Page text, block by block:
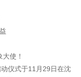
使！
仪式于11月29日在沈